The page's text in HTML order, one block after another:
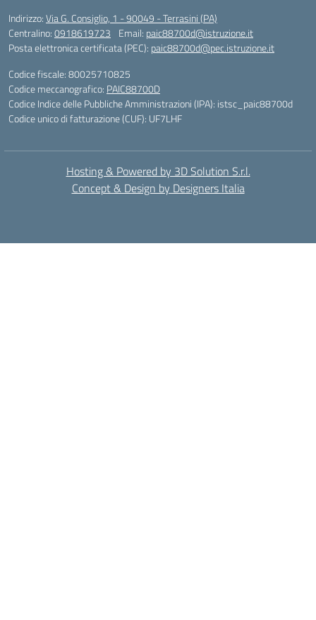
Indirizzo:Via G. Consiglio, 1 - 90049 - Terrasini (PA)
Centralino:0918619723 Email: paic88700d@istruzione.it
Posta elettronica certificata (PEC): paic88700d@pec.istruzione.it
Codice fiscale: 80025710825
Codice meccanografico: PAIC88700D
Codice Indice delle Pubbliche Amministrazioni (IPA): istsc_paic88700d
Codice unico di fatturazione (CUF): UF7LHF
Hosting & Powered by 3D Solution S.r.l.
Concept & Design by Designers Italia